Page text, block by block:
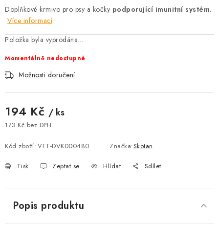
HODNOCENÍ OBCHODU
Kontakt Možnosti dopravy
Obchodní podmínky
Doplňkové krmivo pro psy a kočky podporující imunitní systém.
Více informací
Položka byla vyprodána…
Momentálně nedostupné
Možnosti doručení
194 Kč / ks
173 Kč bez DPH
Kód zboží: VET-DVK000480 Značka:Skotan
Tisk Zeptat se Hlídat Sdílet
Popis produktu